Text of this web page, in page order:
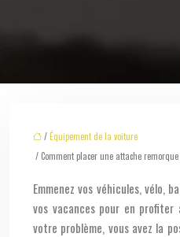
/Équipement de la voiture
/ Comment placer une attache
Emmenez vos véhicules, vélo,
vos vacances pour en profiter
votre problème, vous avez la